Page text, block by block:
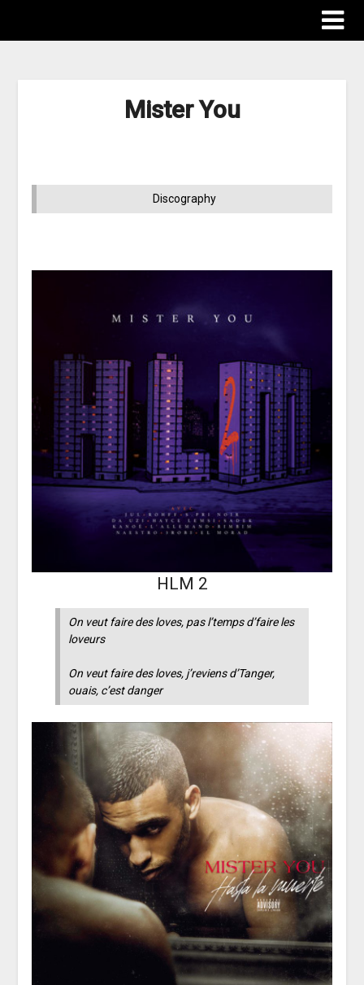
Mister You
Discography
HLM 2
On veut faire des loves, pas l’temps d’faire les
loveurs
On veut faire des loves, j’reviens d’Tanger,
ouais, c’est danger